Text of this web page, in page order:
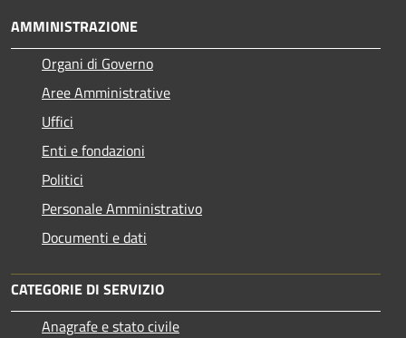
AMMINISTRAZIONE
Organi di Governo
Aree Amministrative
Uffici
Enti e fondazioni
Politici
Personale Amministrativo
Documenti e dati
CATEGORIE DI SERVIZIO
Anagrafe e stato civile